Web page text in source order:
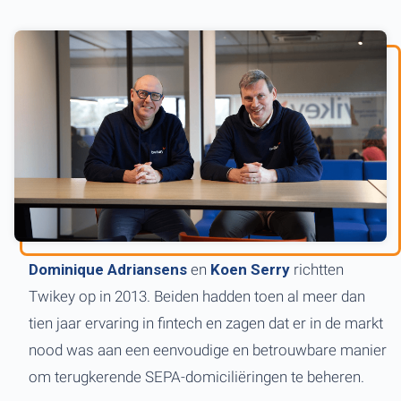
Dominique Adriansens en Koen Serry richtten
Twikey op in 2013. Beiden hadden toen al meer dan
tien jaar ervaring in fintech en zagen dat er in de markt
nood was aan een eenvoudige en betrouwbare manier
om terugkerende SEPA-domiciliëringen te beheren.